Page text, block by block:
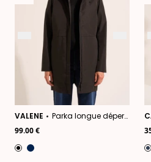
VALENE
Parka longue déperlante
99.00 €